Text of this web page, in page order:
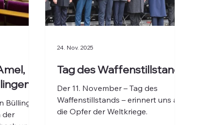
Büllingen
der
Tag des Waffenstillstands
Der 11. November – Tag des
Waffenstillstands – erinnert uns an
die Opfer der Weltkriege.
24. Nov. 2025